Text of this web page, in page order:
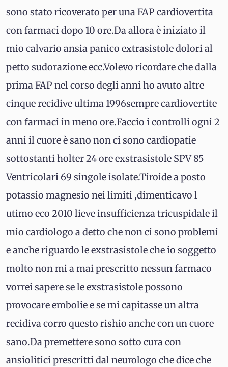
sono stato ricoverato per una FAP cardiovertita
con farmaci dopo 10 ore.Da allora è iniziato il
mio calvario ansia panico extrasistole dolori al
petto sudorazione ecc.Volevo ricordare che dalla
prima FAP nel corso degli anni ho avuto altre
cinque recidive ultima 1996sempre cardiovertite
con farmaci in meno ore.Faccio i controlli ogni 2
anni il cuore è sano non ci sono cardiopatie
sottostanti holter 24 ore exstrasistole SPV 85
Ventricolari 69 singole isolate.Tiroide a posto
potassio magnesio nei limiti ,dimenticavo l
utimo eco 2010 lieve insufficienza tricuspidale il
mio cardiologo a detto che non ci sono problemi
e anche riguardo le exstrasistole che io soggetto
molto non mi a mai prescritto nessun farmaco
vorrei sapere se le exstrasistole possono
provocare embolie e se mi capitasse un altra
recidiva corro questo rishio anche con un cuore
sano.Da premettere sono sotto cura con
ansiolitici prescritti dal neurologo che dice che